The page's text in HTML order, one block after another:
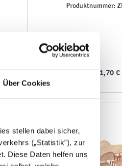
Über Cookies
stellen dabei sicher,
(„Statistik”), zur
Diese Daten helfen uns
Produktnummer:
341,70 €